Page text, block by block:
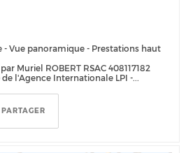
Vue panoramique - Prestations haut
Muriel ROBERT RSAC 408117182
l'Agence Internationale LPI -...
PARTAGER